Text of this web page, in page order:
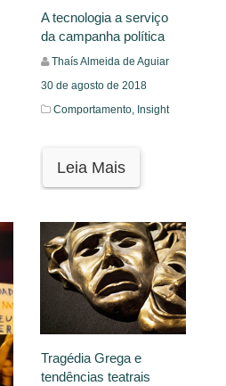
A tecnologia a serviço
da campanha política
Thaís Almeida de Aguiar
30 de agosto de 2018
Comportamento, Insight
Leia Mais
Tragédia Grega e
tendências teatrais